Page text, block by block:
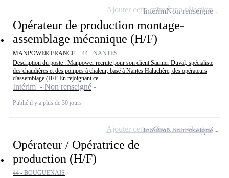
Opérateur de production montage-
assemblage mécanique (H/F)
MANPOWER FRANCE - 44 - NANTES
Description du poste : Manpower recrute pour son client Saunier Duval, spécialiste
des chaudières et des pompes à chaleur, basé à Nantes Haluchère, des opérateurs
d'assemblage (H/F En rejoignant ce...
Intérim - Non renseigné
Publié il y a plus de 30 jours
IntérimNon renseigné
Ajouter cette offre à ma sélection
Opérateur / Opératrice de
production (H/F)
44 - BOUGUENAIS
IntérimNon renseigné
Ajouter cette offre à ma sélection